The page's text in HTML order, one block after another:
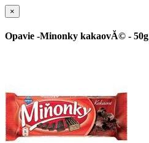
×
Opavie -Minonky kakaovĂ© - 50g